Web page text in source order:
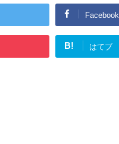
Facebook
B! はてブ